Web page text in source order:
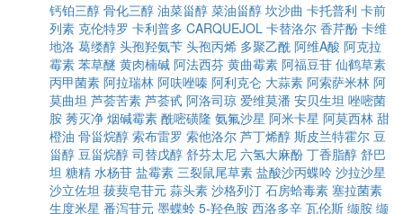
钙铂三醇 骨化三醇 油菜甾醇 菜油甾醇 坎沙曲 卡托普利 卡前
列素 克伦特罗 卡利普多 CARQUEJOL 卡替洛尔 香芹酚 卡维
地洛 葛缕醇 头孢羟氨苄 头孢丙烯 多聚乙酰 阿维A酸 阿克拉
霉素 苯草醚 黄肉楠碱 阿法西芬 黄曲霉素 阿福豆苷 仙鹤草素
丙甲菌素 阿拉瑞林 阿呋唑嗪 阿利克仑 大蒜素 阿索萨米林 阿
莫曲坦 芦荟苦素 芦荟甙 阿洛司琼 爱维莫潘 安贝生坦 唑嘧菌
胺 莠灭净 烟碱霉素 酰嘧磺隆 氨氟沙星 阿米卡星 阿莫西林 甜
橙油 骨甾烷醇 索布雷罗 索他洛尔 芦丁烯醇 斯皮兰特霍尔 豆
甾醇 豆甾烷醇 司替戊醇 舒芬太尼 六氢大麻酚 丁香脂醇 舒巴
坦 糖精 水杨苷 盐霉素 三裂鼠尾草素 盐酸沙丙蝶呤 沙拉沙星
沙立佐坦 菝葜皂苷元 蒜头素 沙格列汀 石房蛤毒素 塞拉菌素
生度米星 番泻苷元 墨蝶蛉 5-羟色胺 西洛多辛 瓦伦斯 缬胺 缬